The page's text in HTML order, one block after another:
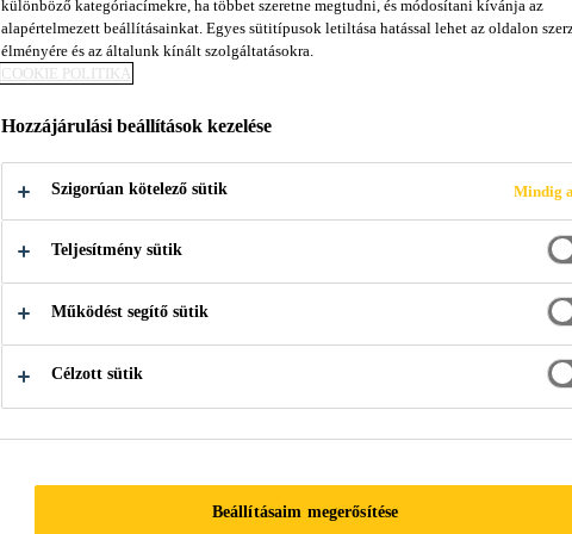
Sikaflex®-529
Izocianát-mentes, szórható tömítőanyag
A Sikaflex®-529 Evolution szórható,
tömítőanyag, mely a levegő nedvességtartalmával reagálva
szerkezetek (felületek és hegesztési varratok)
karosszériajavító műhelyekben használt legtöbb
festett műanyag, műanyag.
Az alkalmazás helyén javítja a karosszéria
ellenálló képességét.
Több +
A szerkezetek eredeti állapota könnyen
Kiváló feldolgozási tulajdonságok, csekély mellé
különböző kategóriacímekre, ha többet szeretne megtudni, és módosítani kívánja az
alapértelmezett beállításainkat. Egyes sütitípusok letiltása hatással lehet az oldalon
élményére és az általunk kínált szolgáltatásokra.
COOKIE POLITIKA
Hozzájárulási beállítások kezelése
Szigorúan kötelező sütik Mindig
Teljesítmény sütik
Működést segítő sütik
Célzott sütik
Beállításaim megerősítése